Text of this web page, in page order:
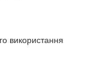
використання